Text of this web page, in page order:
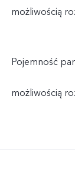
możliwością
Pojemność
możliwością